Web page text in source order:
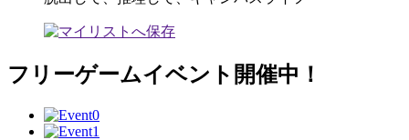
フリーゲームイベント開催中！